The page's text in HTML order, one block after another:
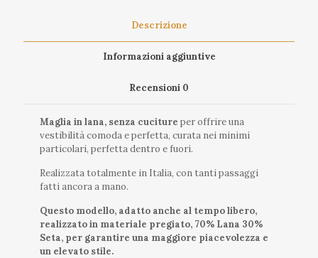
Descrizione
Informazioni aggiuntive
Recensioni 0
Maglia in lana, senza cuciture per offrire una
vestibilità comoda e perfetta, curata nei minimi
particolari, perfetta dentro e fuori.
Realizzata totalmente in Italia, con tanti passaggi
fatti ancora a mano.
Questo modello, adatto anche al tempo libero,
realizzato in materiale pregiato, 70% Lana 30%
Seta, per garantire una maggiore piacevolezza e
un elevato stile.